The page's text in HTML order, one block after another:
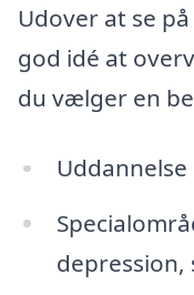
Udover at se
god idé at
du vælger en
depression,